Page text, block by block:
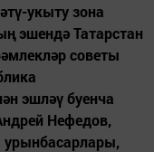
укыту зона
эшендә Татарстан
советы
эшләү буенча
Нефедов,